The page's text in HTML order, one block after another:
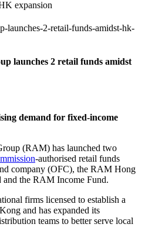
expansion
launches 2 retail funds amidst
demand for fixed-income
(RAM) has launched two
-authorised retail funds
company (OFC), the RAM Hong
the RAM Income Fund.
firms licensed to establish a
and has expanded its
teams to better serve local